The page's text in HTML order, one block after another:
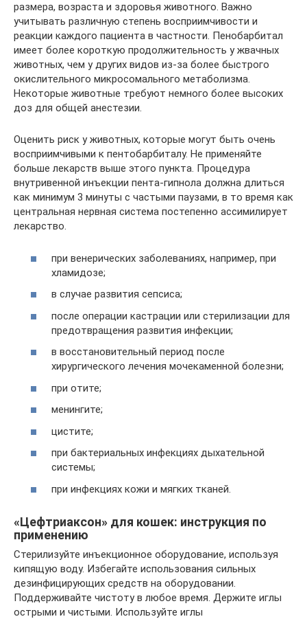
размера, возраста и здоровья животного. Важно
учитывать различную степень восприимчивости и
реакции каждого пациента в частности. Пенобарбитал
имеет более короткую продолжительность у жвачных
животных, чем у других видов из-за более быстрого
окислительного микросомального метаболизма.
Некоторые животные требуют немного более высоких
доз для общей анестезии.
Оценить риск у животных, которые могут быть очень
восприимчивыми к пентобарбиталу. Не применяйте
больше лекарств выше этого пункта. Процедура
внутривенной инъекции пента-гипнола должна длиться
как минимум 3 минуты с частыми паузами, в то время как
центральная нервная система постепенно ассимилирует
лекарство.
при венерических заболеваниях, например, при
хламидозе;
в случае развития сепсиса;
после операции кастрации или стерилизации для
предотвращения развития инфекции;
в восстановительный период после
хирургического лечения мочекаменной болезни;
при отите;
менингите;
цистите;
при бактериальных инфекциях дыхательной
системы;
при инфекциях кожи и мягких тканей.
«Цефтриаксон» для кошек: инструкция по
применению
Стерилизуйте инъекционное оборудование, используя
кипящую воду. Избегайте использования сильных
дезинфицирующих средств на оборудовании.
Поддерживайте чистоту в любое время. Держите иглы
острыми и чистыми. Используйте иглы